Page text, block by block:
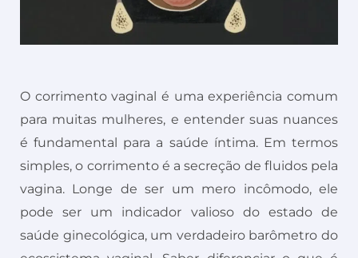
O corrimento vaginal é uma experiência comum
para muitas mulheres, e entender suas nuances
é fundamental para a saúde íntima. Em termos
simples, o corrimento é a secreção de fluidos pela
vagina. Longe de ser um mero incômodo, ele
pode ser um indicador valioso do estado de
saúde ginecológica, um verdadeiro barômetro do